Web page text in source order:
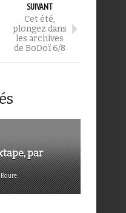
SUIVANT
Cet été,
plongez dans
les archives
de BoDoï 6/8
par